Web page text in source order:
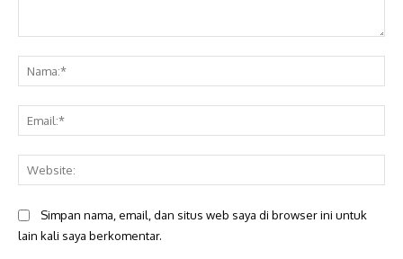
Simpan nama, email, dan situs web saya di browser ini untuk
lain kali saya berkomentar.